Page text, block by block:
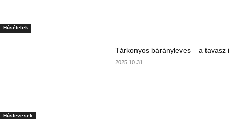
Húsételek
Húslevesek
Tárkonyos bárányleves – a tavasz
2025.10.31.